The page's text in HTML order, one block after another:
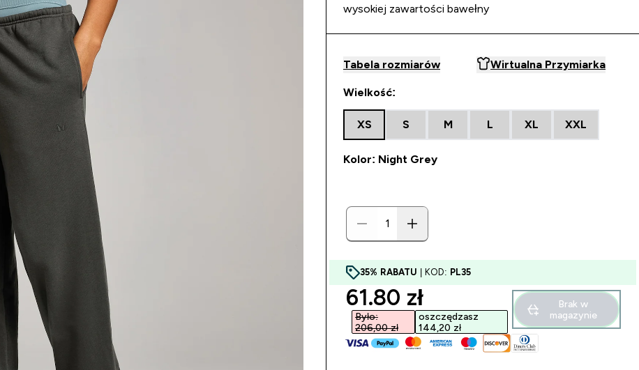
wysokiej zawartości bawełny
Tabela rozmiarów Wirtualna Przymiarka
Wielkość:
XS S M L XL XXL
Kolor: Night Grey
35% RABATU | KOD: PL35
discounted price
61.80 zł‎
Było:
206,00 zł‎
oszczędzasz
144,20 zł‎
Brak w
magazynie